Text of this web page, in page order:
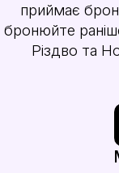
приймає
бронюйте
Різдво та